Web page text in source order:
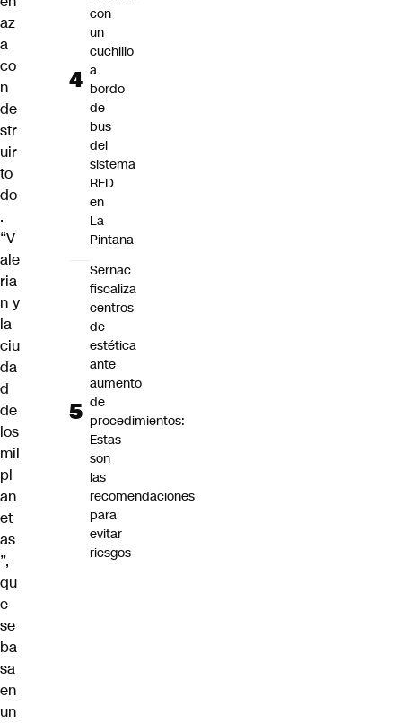
az
a
co
n
de
str
uir
to
do
.
“V
ale
ria
n y
la
ciu
da
d
de
los
mil
pl
an
et
as
”,
qu
e
se
ba
sa
en
un
con
un
cuchillo
a
bordo
de
bus
del
sistema
RED
en
La
Pintana
Sernac
fiscaliza
centros
de
estética
ante
aumento
de
procedimientos:
Estas
son
las
recomendaciones
para
evitar
riesgos